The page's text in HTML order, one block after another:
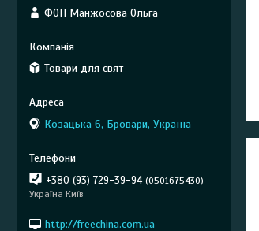
ФОП Манжосова Ольга
Товари для свят
Козацька 6, Бровари, Україна
+380 (93) 729-39-94 0501675430
Україна Київ
http://freechina.com.ua